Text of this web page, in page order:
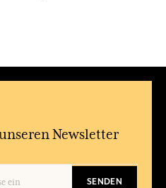
Newsletter
SENDEN